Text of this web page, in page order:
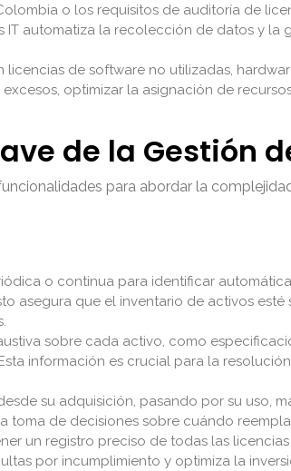
o los requisitos de auditoría de
automatiza la recolección de datos y la
licencias de software no utilizadas,
optimizar la asignación de
de la Gestión
para abordar la
o continua para identificar
asegura que el inventario de activos
sobre cada activo, como
información es crucial para la
su adquisición, pasando por su uso,
de decisiones sobre cuándo
un registro preciso de todas las
por incumplimiento y optimiza la